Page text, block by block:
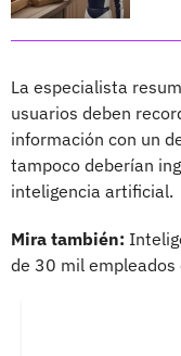
La especialista
usuarios deben
información con un
tampoco deberían
inteligencia artificial.
Mira también:
de 30 mil